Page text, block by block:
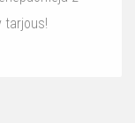
tarjous!